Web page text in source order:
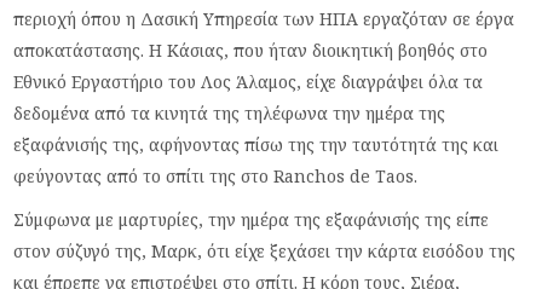
περιοχή όπου η Δασική Υπηρεσία των ΗΠΑ εργαζόταν σε έργα
αποκατάστασης. Η Κάσιας, που ήταν διοικητική βοηθός στο
Εθνικό Εργαστήριο του Λος Άλαμος, είχε διαγράψει όλα τα
δεδομένα από τα κινητά της τηλέφωνα την ημέρα της
εξαφάνισής της, αφήνοντας πίσω της την ταυτότητά της και
φεύγοντας από το σπίτι της στο Ranchos de Taos.
Σύμφωνα με μαρτυρίες, την ημέρα της εξαφάνισής της είπε
στον σύζυγό της, Μαρκ, ότι είχε ξεχάσει την κάρτα εισόδου της
και έπρεπε να επιστρέψει στο σπίτι. Η κόρη τους, Σιέρα,